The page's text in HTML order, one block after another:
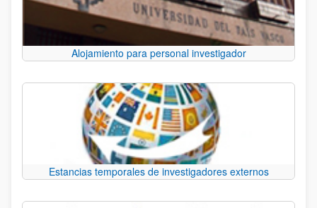
Alojamiento para personal investigador
Estancias temporales de investigadores externos